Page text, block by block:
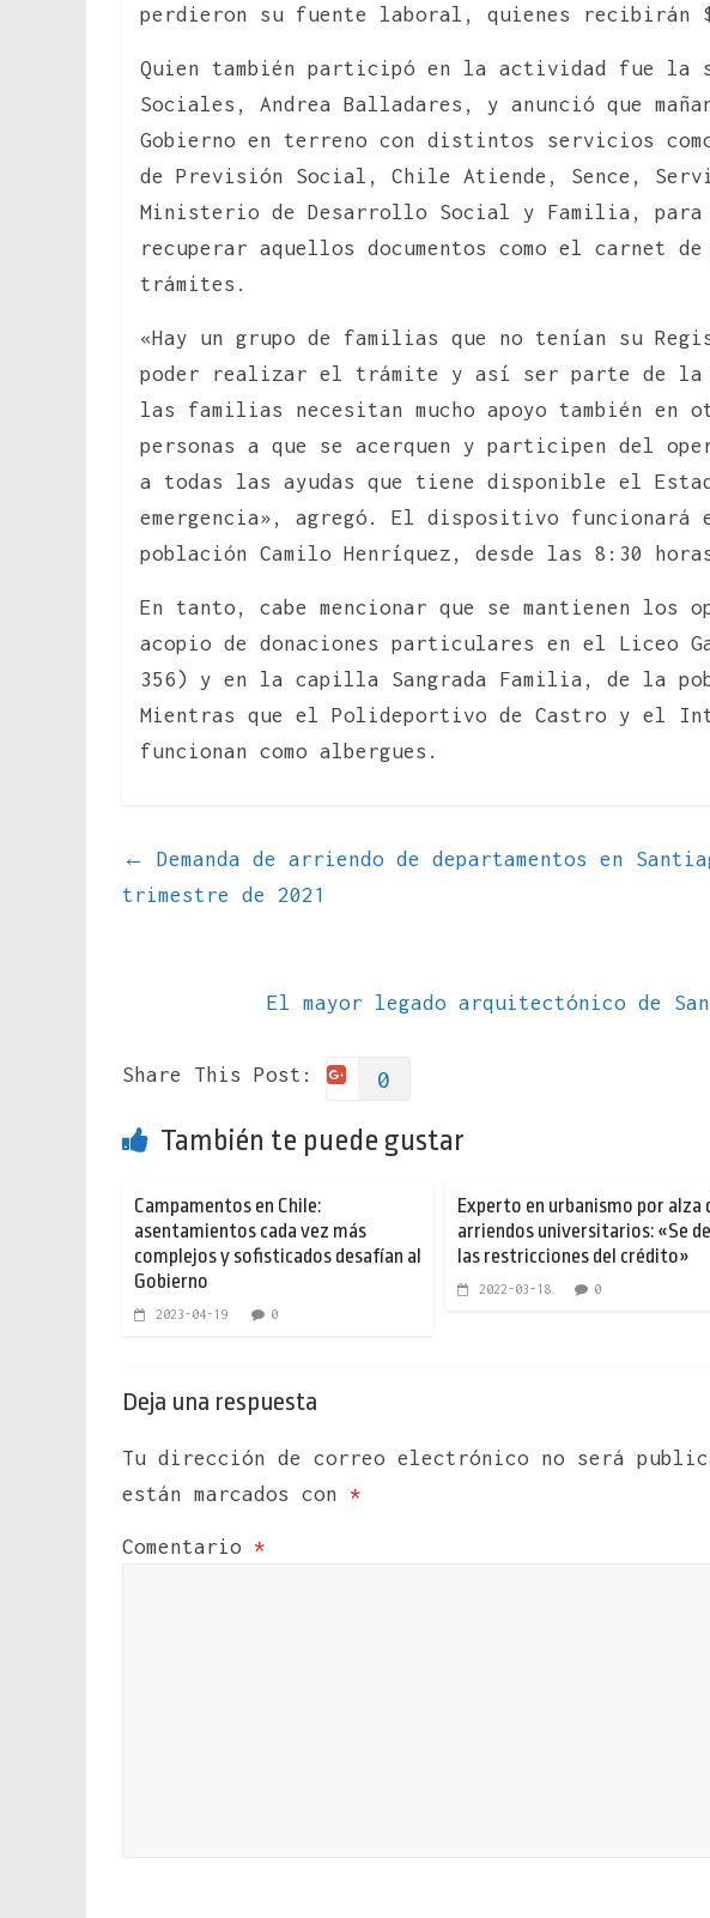
perdieron su fuente laboral, quienes recibirán
Quien también participó en la actividad fue la
Sociales, Andrea Balladares, y anunció que
Gobierno en terreno con distintos servicios
de Previsión Social, Chile Atiende, Sence,
Ministerio de Desarrollo Social y Familia, para
recuperar aquellos documentos como el carnet de
trámites.
«Hay un grupo de familias que no tenían su
poder realizar el trámite y así ser parte de la
las familias necesitan mucho apoyo también en
personas a que se acerquen y participen del
a todas las ayudas que tiene disponible el
emergencia», agregó. El dispositivo funcionará
población Camilo Henríquez, desde las 8:30
En tanto, cabe mencionar que se mantienen los
acopio de donaciones particulares en el Liceo
356) y en la capilla Sangrada Familia, de la
Mientras que el Polideportivo de Castro y el
funcionan como albergues.
←
Demanda de arriendo de departamentos en
trimestre de 2021
El mayor legado arquitectónico de
Share This Post: 0
También te puede gustar
Campamentos en Chile:
asentamientos cada vez más
complejos y sofisticados desafían al
Gobierno
2023-04-19 0
Experto en urbanismo por alza
arriendos universitarios: «Se
las restricciones del crédito»
2022-03-18 0
Deja una respuesta
Tu dirección de correo electrónico no será
están marcados con *
Comentario *